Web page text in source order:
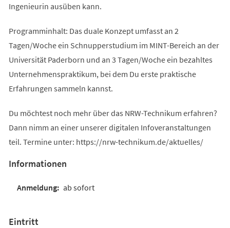
Ingenieurin ausüben kann.
Programminhalt: Das duale Konzept umfasst an 2
Tagen/Woche ein Schnupperstudium im MINT-Bereich an der
Universität Paderborn und an 3 Tagen/Woche ein bezahltes
Unternehmenspraktikum, bei dem Du erste praktische
Erfahrungen sammeln kannst.
Du möchtest noch mehr über das NRW-Technikum erfahren?
Dann nimm an einer unserer digitalen Infoveranstaltungen
teil. Termine unter: https://nrw-technikum.de/aktuelles/
Informationen
ab sofort
Eintritt